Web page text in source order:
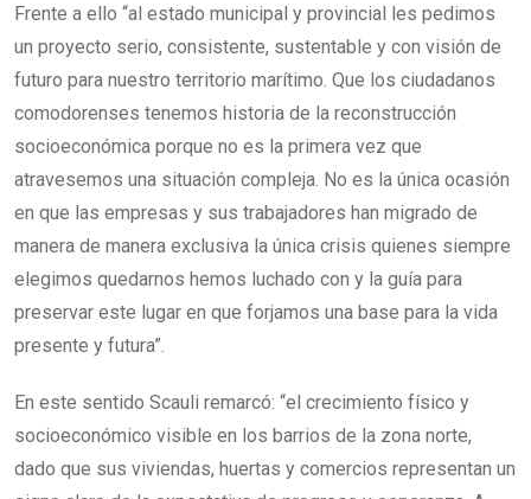
Frente a ello “al estado municipal y provincial les pedimos
un proyecto serio, consistente, sustentable y con visión de
futuro para nuestro territorio marítimo. Que los ciudadanos
comodorenses tenemos historia de la reconstrucción
socioeconómica porque no es la primera vez que
atravesemos una situación compleja. No es la única ocasión
en que las empresas y sus trabajadores han migrado de
manera de manera exclusiva la única crisis quienes siempre
elegimos quedarnos hemos luchado con y la guía para
preservar este lugar en que forjamos una base para la vida
presente y futura”.
En este sentido Scauli remarcó: “el crecimiento físico y
socioeconómico visible en los barrios de la zona norte,
dado que sus viviendas, huertas y comercios representan un